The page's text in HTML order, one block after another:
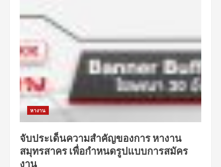
หางาน
จับประเด็นความสำคัญของการ หางาน
สมุทรสาคร เพื่อกำหนดรูปแบบการสมัคร
งาน